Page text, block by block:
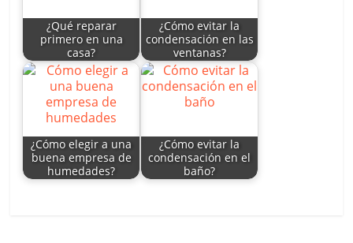
p o
k
¿Qué reparar
primero en una
casa?
¿Cómo evitar la
condensación en las
ventanas?
¿Cómo elegir a una
buena empresa de
humedades?
¿Cómo evitar la
condensación en el
baño?